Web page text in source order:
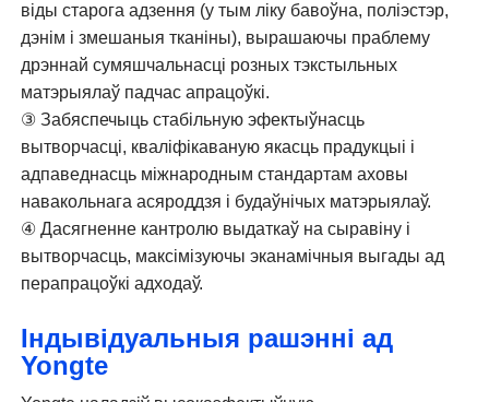
віды старога адзення (у тым ліку бавоўна, поліэстэр,
дэнім і змешаныя тканіны), вырашаючы праблему
дрэннай сумяшчальнасці розных тэкстыльных
матэрыялаў падчас апрацоўкі.
③ Забяспечыць стабільную эфектыўнасць
вытворчасці, кваліфікаваную якасць прадукцыі і
адпаведнасць міжнародным стандартам аховы
навакольнага асяроддзя і будаўнічых матэрыялаў.
④ Дасягненне кантролю выдаткаў на сыравіну і
вытворчасць, максімізуючы эканамічныя выгады ад
перапрацоўкі адходаў.
Індывідуальныя рашэнні ад
Yongte